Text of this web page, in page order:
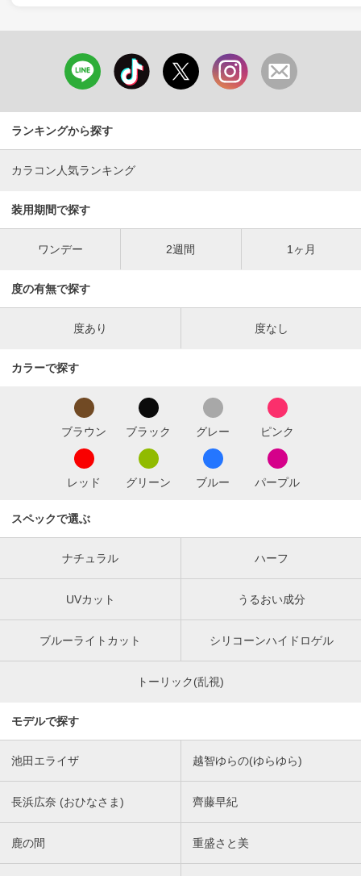
ランキングから探す
カラコン人気ランキング
装用期間で探す
ワンデー 2週間 1ヶ月
度の有無で探す
度あり 度なし
カラーで探す
ブラウン ブラック グレー ピンク
レッド グリーン ブルー パープル
スペックで選ぶ
ナチュラル ハーフ
UVカット うるおい成分
ブルーライトカット シリコーンハイドロゲル
トーリック(乱視)
モデルで探す
池田エライザ 越智ゆらの(ゆらゆら)
長浜広奈 (おひなさま) 齊藤早紀
鹿の間 重盛さと美